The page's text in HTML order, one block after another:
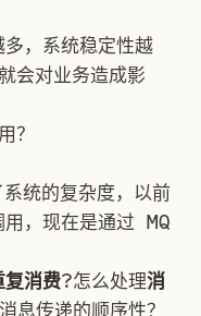
，系统稳定性越
会对业务造成影
？
统的复杂度，以前
，现在是通过 MQ
复消费?怎么处理消
息传递的顺序性？